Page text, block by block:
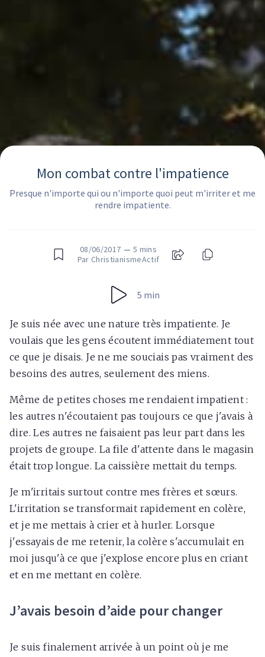
Mon combat contre l'impatience
Presque n'importe qui ou n'importe quoi peut m'irriter et me
rendre impatiente.
08/06/2017 — 5 mins
Par ChristianismeActif
5 min
Je suis née avec une nature très impatiente. Je
voulais que les gens écoutent immédiatement tout
ce que je disais. Je ne me souciais pas vraiment des
besoins des autres, seulement des miens.
Même de petites choses me rendaient impatient :
les autres n'écoutaient pas toujours ce que j'avais à
dire. Les autres ne faisaient pas leur part dans les
projets de groupe. La file d'attente dans le magasin
était trop longue. La caissière mettait du temps.
Je m'irritais surtout contre mes frères et sœurs.
L'irritation se transformait rapidement en colère,
et je me mettais à crier et à hurler. Lorsque
j'essayais de me retenir, la colère s'accumulait en
moi jusqu'à ce que j'explose encore plus en criant
et en me mettant en colère.
J’avais besoin d’aide pour changer
Je suis finalement arrivée à un point où je me